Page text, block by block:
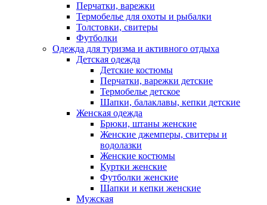
Перчатки, варежки
Термобелье для охоты и рыбалки
Толстовки, свитеры
Футболки
Одежда для туризма и активного отдыха
Детская одежда
Детские костюмы
Перчатки, варежки детские
Термобелье детское
Шапки, балаклавы, кепки детские
Женская одежда
Брюки, штаны женские
Женские джемперы, свитеры и
водолазки
Женские костюмы
Куртки женские
Футболки женские
Шапки и кепки женские
Мужская